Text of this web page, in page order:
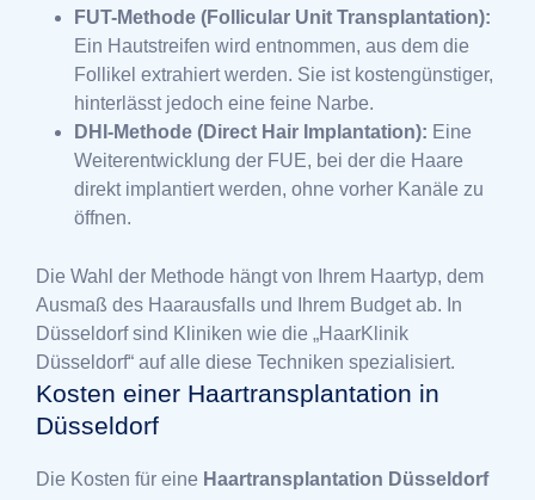
FUT-Methode (Follicular Unit Transplantation):
Ein Hautstreifen wird entnommen, aus dem die
Follikel extrahiert werden. Sie ist kostengünstiger,
hinterlässt jedoch eine feine Narbe.
DHI-Methode (Direct Hair Implantation): Eine
Weiterentwicklung der FUE, bei der die Haare
direkt implantiert werden, ohne vorher Kanäle zu
öffnen.
Die Wahl der Methode hängt von Ihrem Haartyp, dem
Ausmaß des Haarausfalls und Ihrem Budget ab. In
Düsseldorf sind Kliniken wie die „HaarKlinik
Düsseldorf“ auf alle diese Techniken spezialisiert.
Kosten einer Haartransplantation in
Düsseldorf
Die Kosten für eine Haartransplantation Düsseldorf